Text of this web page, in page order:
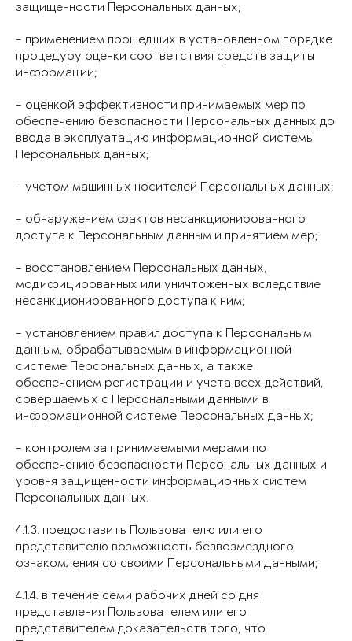
защищенности Персональных данных;
- применением прошедших в установленном порядке
процедуру оценки соответствия средств защиты
информации;
- оценкой эффективности принимаемых мер по
обеспечению безопасности Персональных данных до
ввода в эксплуатацию информационной системы
Персональных данных;
- учетом машинных носителей Персональных данных;
- обнаружением фактов несанкционированного
доступа к Персональным данным и принятием мер;
- восстановлением Персональных данных,
модифицированных или уничтоженных вследствие
несанкционированного доступа к ним;
- установлением правил доступа к Персональным
данным, обрабатываемым в информационной
системе Персональных данных, а также
обеспечением регистрации и учета всех действий,
совершаемых с Персональными данными в
информационной системе Персональных данных;
- контролем за принимаемыми мерами по
обеспечению безопасности Персональных данных и
уровня защищенности информационных систем
Персональных данных.
4.1.3. предоставить Пользователю или его
представителю возможность безвозмездного
ознакомления со своими Персональными данными;
4.1.4. в течение семи рабочих дней со дня
представления Пользователем или его
представителем доказательств того, что